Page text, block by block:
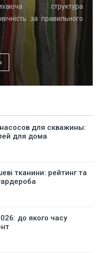
структура
за правильного
для скважины:
для дома
тканини: рейтинг та
до якого часу